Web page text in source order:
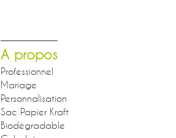
A propos
Professionnel
Mariage
Personnalisation
Sac Papier Kraft
Biodégradable